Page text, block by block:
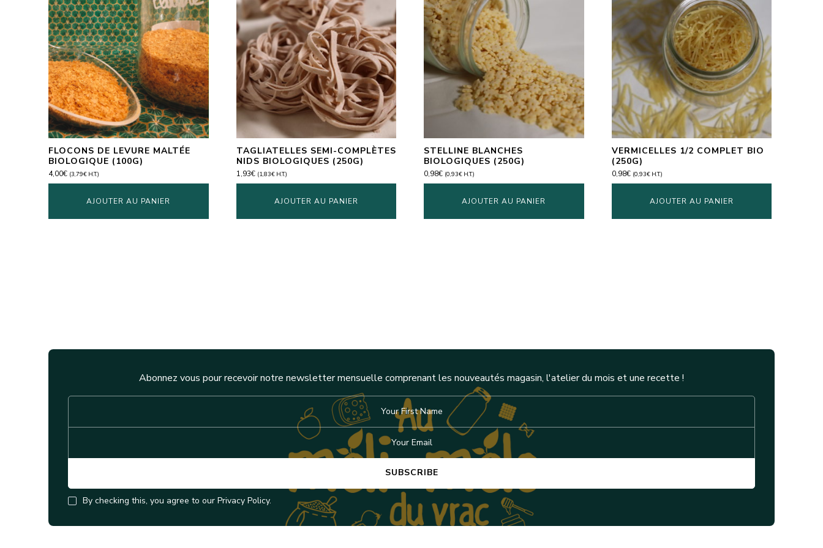
FLOCONS DE LEVURE MALTÉE
BIOLOGIQUE (100G)
4,00€ (3,79€ H.T.)
AJOUTER AU PANIER
TAGLIATELLES SEMI-COMPLÈTES
NIDS BIOLOGIQUES (250G)
1,93€ (1,83€H.T.)
AJOUTER AU PANIER
STELLINE BLANCHES
BIOLOGIQUES (250G)
0,98€ (0,93€ H.T.)
AJOUTER AU PANIER
VERMICELLES 1/2 COMPLET BIO
(250G)
0,98€ (0,93€H.T.)
AJOUTER AU PANIER
Abonnez vous pour recevoir notre newsletter mensuelle comprenant les nouveautés magasin, l'atelier du mois et une recette !
By checking this, you agree to our Privacy Policy.